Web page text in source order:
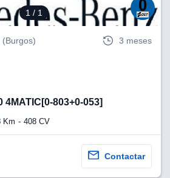
1 / 1
3 meses
4MATIC[0-803+0-053]
Km 408 CV
Contactar